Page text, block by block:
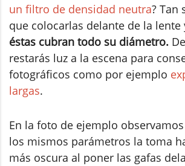
un filtro de densidad neutra? Tan
que colocarlas delante de la lente
éstas cubran todo su diámetro.
restarás luz a la escena para
fotográficos como por ejemplo
largas.
En la foto de ejemplo
los mismos parámetros la toma
más oscura al poner las gafas